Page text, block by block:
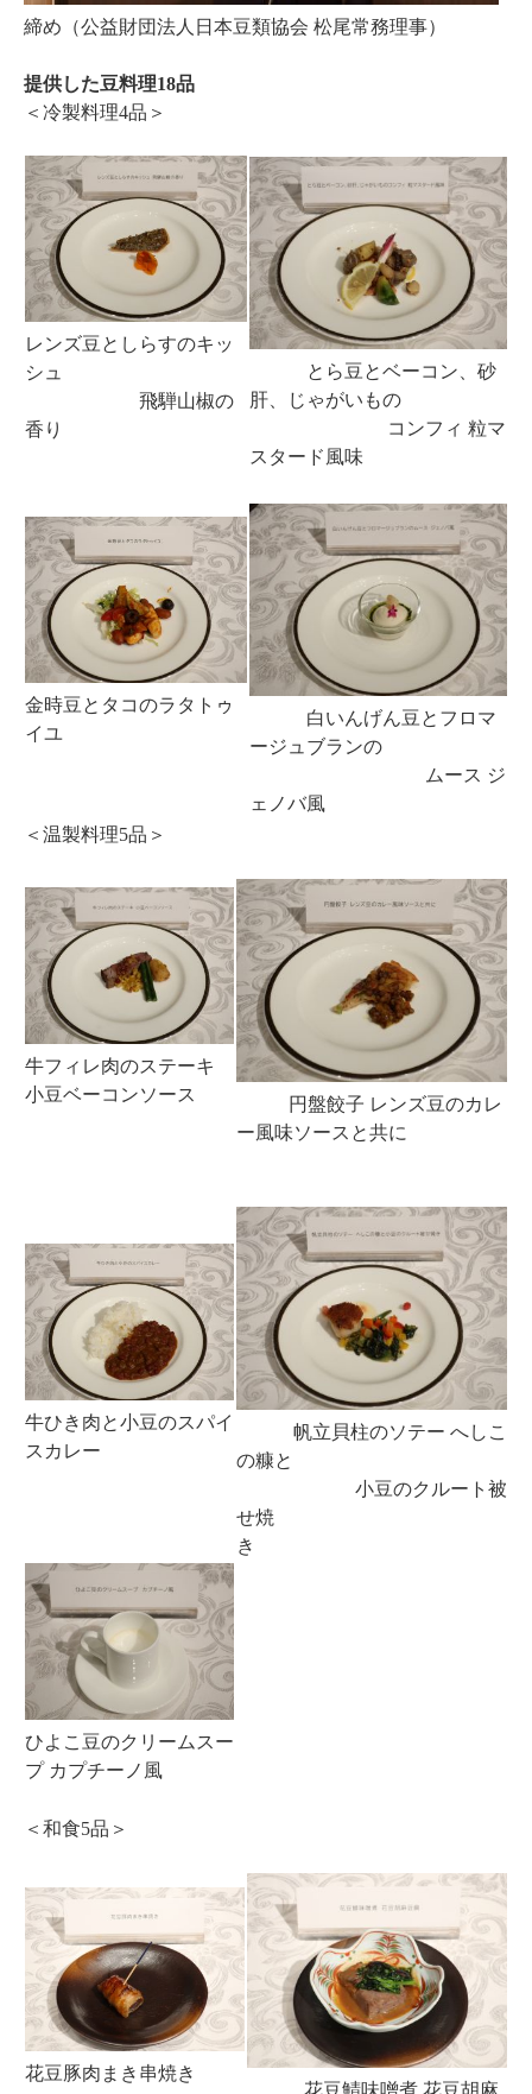
締め（公益財団法人日本豆類協会 松尾常務理事）
提供した豆料理18品
＜冷製料理4品＞
レンズ豆としらすのキッ
シュ
飛騨山椒の
香り
とら豆とベーコン、砂
肝、じゃがいもの
コンフィ 粒マ
スタード風味
金時豆とタコのラタトゥ
イユ
白いんげん豆とフロマ
ージュブランの
ムース ジ
ェノバ風
＜温製料理5品＞
牛フィレ肉のステーキ
小豆ベーコンソース
円盤餃子 レンズ豆のカレ
ー風味ソースと共に
牛ひき肉と小豆のスパイ
スカレー
帆立貝柱のソテー へしこ
の糠と
小豆のクルート被
せ焼
き
ひよこ豆のクリームスー
プ カプチーノ風
＜和食5品＞
花豆豚肉まき串焼き
花豆鯖味噌煮 花豆胡麻